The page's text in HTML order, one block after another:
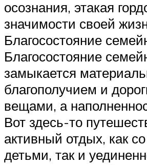
осознания, этакая
значимости своей
Благосостояние
Благосостояние
замыкается
благополучием и
вещами, а
Вот здесь-то
активный отдых, как
детьми, так и